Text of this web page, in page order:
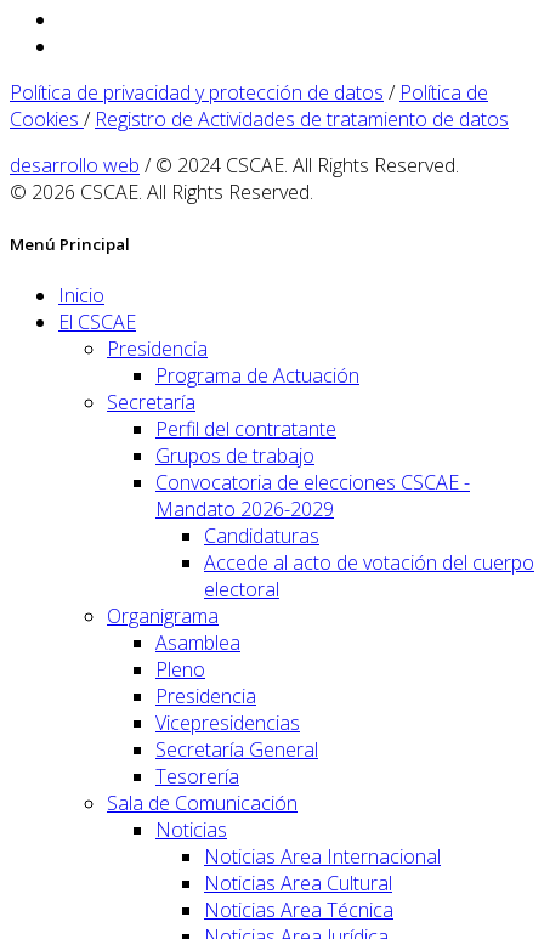
Política de privacidad y protección de datos / Política de
Cookies / Registro de Actividades de tratamiento de datos
desarrollo web / © 2024 CSCAE. All Rights Reserved.
© 2026 CSCAE. All Rights Reserved.
Menú Principal
Inicio
El CSCAE
Presidencia
Programa de Actuación
Secretaría
Perfil del contratante
Grupos de trabajo
Convocatoria de elecciones CSCAE -
Mandato 2026-2029
Candidaturas
Accede al acto de votación del cuerpo
electoral
Organigrama
Asamblea
Pleno
Presidencia
Vicepresidencias
Secretaría General
Tesorería
Sala de Comunicación
Noticias
Noticias Area Internacional
Noticias Area Cultural
Noticias Area Técnica